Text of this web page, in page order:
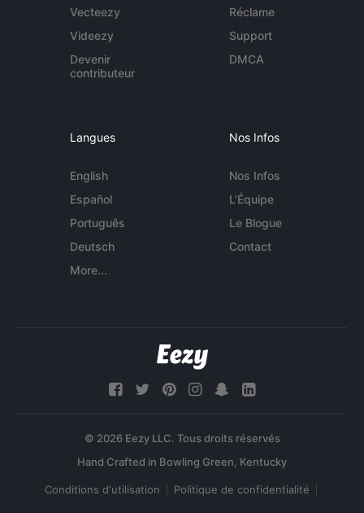
Vecteezy
Videezy
Devenir
contributeur
Réclame
Support
DMCA
Langues
English
Español
Português
Deutsch
More...
Nos Infos
Nos Infos
L'Équipe
Le Blogue
Contact
© 2026 Eezy LLC. Tous droits réservés
Conditions d'utilisation Politique de confidentialité